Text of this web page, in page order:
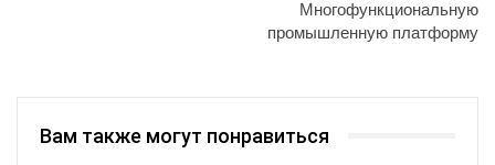
Многофункциональную
промышленную платформу
Вам также могут понравиться